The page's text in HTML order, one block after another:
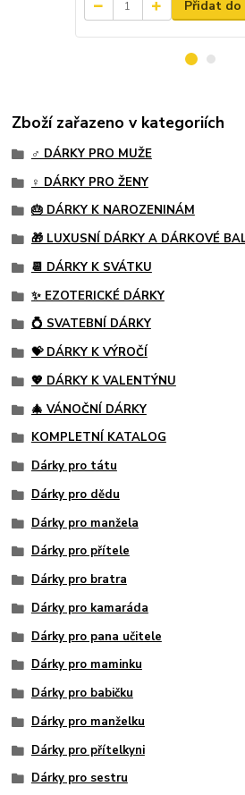
Přidat do
Zboží zařazeno v kategoriích
♂️ DÁRKY PRO MUŽE
♀️ DÁRKY PRO ŽENY
🎂 DÁRKY K NAROZENINÁM
🎁 LUXUSNÍ DÁRKY A DÁRKOVÉ
📆 DÁRKY K SVÁTKU
✨ EZOTERICKÉ DÁRKY
💍 SVATEBNÍ DÁRKY
💝 DÁRKY K VÝROČÍ
💖 DÁRKY K VALENTÝNU
🎄 VÁNOČNÍ DÁRKY
KOMPLETNÍ KATALOG
Dárky pro tátu
Dárky pro dědu
Dárky pro manžela
Dárky pro přítele
Dárky pro bratra
Dárky pro kamaráda
Dárky pro pana učitele
Dárky pro maminku
Dárky pro babičku
Dárky pro manželku
Dárky pro přítelkyni
Dárky pro sestru